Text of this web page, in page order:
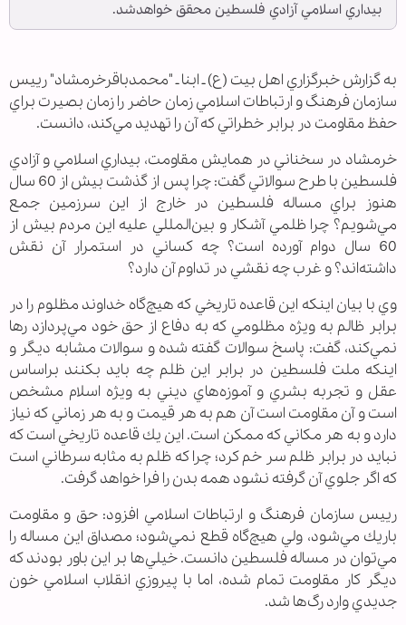
بيداري اسلامي آزادي فلسطين محقق خواهدشد.
به گزارش خبرگزاري اهل بيت (ع) ـ ابنا ـ "محمدباقرخرمشاد" رييس
سازمان فرهنگ و ارتباطات اسلامي زمان حاضر را زمان بصيرت براي
حفظ مقاومت در برابر خطراتي كه آن را تهديد مي‌كند، دانست.
خرمشاد در سخناني در همايش مقاومت، بيداري اسلامي و آزادي
فلسطين با طرح سوالاتي گفت: چرا پس از گذشت بيش از 60 سال
هنوز براي مساله فلسطين در خارج از اين سرزمين جمع
مي‌شويم؟ چرا ظلمي آشكار و بين‌المللي عليه اين مردم بيش از
60 سال دوام آورده است؟ چه كساني در استمرار آن نقش
داشته‌اند؟ و غرب چه نقشي در تداوم آن دارد؟
وي با بيان اينكه اين قاعده تاريخي كه هيچ‌گاه خداوند مظلوم را در
برابر ظالم به ويژه مظلومي كه به دفاع از حق خود مي‌پردازد رها
نمي‌كند، گفت: پاسخ سوالات گفته شده و سوالات مشابه ديگر و
اينكه ملت فلسطين در برابر اين ظلم چه بايد بكنند براساس
عقل و تجربه بشري و آموزه‌هاي ديني به ويژه اسلام مشخص
است و آن مقاومت است آن هم به هر قيمت و به هر زماني كه نياز
دارد و به هر مكاني كه ممكن است. اين يك قاعده تاريخي است كه
نبايد در برابر ظلم سر خم كرد؛ چرا كه ظلم به مثابه سرطاني است
كه اگر جلوي آن گرفته نشود همه بدن را فرا خواهد گرفت.
رييس سازمان فرهنگ و ارتباطات اسلامي افزود: حق و مقاومت
باريك مي‌شود، ولي هيچ‌گاه قطع نمي‌شود؛ مصداق اين مساله را
مي‌توان در مساله فلسطين دانست. خيلي‌ها بر اين باور بودند كه
ديگر كار مقاومت تمام شده، اما با پيروزي انقلاب اسلامي خون
جديدي وارد رگ‌ها شد.